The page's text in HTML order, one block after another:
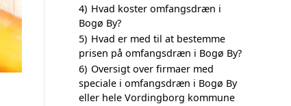
4) Hvad koster omfangsdræn i
Bogø By?
5) Hvad er med til at bestemme
prisen på omfangsdræn i Bogø By?
6) Oversigt over firmaer med
speciale i omfangsdræn i Bogø By
eller hele Vordingborg kommune